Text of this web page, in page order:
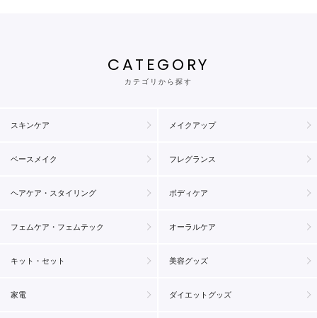
CATEGORY
カテゴリから探す
スキンケア メイクアップ
ベースメイク フレグランス
ヘアケア・スタイリング ボディケア
フェムケア・フェムテック オーラルケア
キット・セット 美容グッズ
家電 ダイエットグッズ